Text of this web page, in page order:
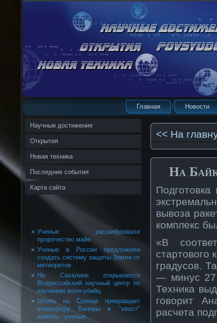
Главная Новости
Научные достижения
Открытия
Новая техника
Последние события
Карта сайта
Ученые расшифровали
пророчество майя
Ученые в России предложили
создать систему защиты Земли от
метеоритов
На Сахалине открывается
Всероссийский научный центр по
изучению волн-убийц
Штиль на Солнце превращает
атмосферу Венеры в "хвост"
кометы - ученые
<< На
На
Подготовка
вывоза
комплекс
«В
стартового
градусов.
— минус
Техника
говорит
расчета